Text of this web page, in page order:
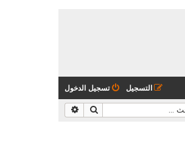
تسجيل الدخول التسجيل
بحث